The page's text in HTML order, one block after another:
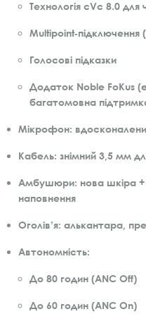
Технологія cVc 8.0 для
Multipoint‑підключення
Голосові підказки
Додаток Noble FoKus
багатомовна
Мікрофон:
Кабель: знімний 3,5 мм
Амбушюри: нова шкіра
наповнення
Оголів’я: алькантара,
Автономність:
До 80 годин (ANC Off)
До 60 годин (ANC On)